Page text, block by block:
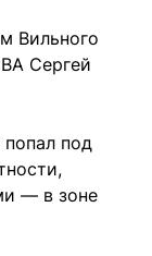
Вильного
Сергей
под
— в зоне